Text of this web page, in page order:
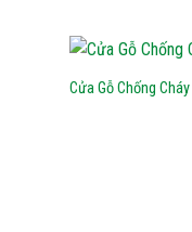
Cửa Gỗ Chống